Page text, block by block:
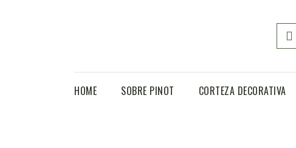
HOME SOBRE PINOT CORTEZA DECORATIVA